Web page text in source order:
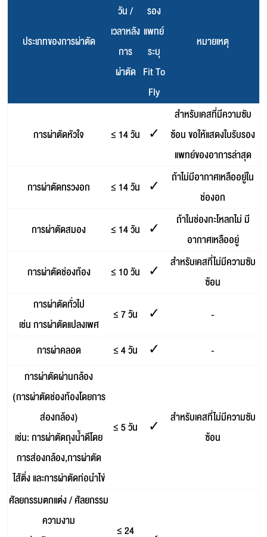
ประเภทของการผ่าตัด
วัน /
เวลาหลัง
การ
ผ่าตัด
รอง
แพทย์
ระบุ
Fit To
Fly
หมายเหตุ
การผ่าตัดหัวใจ ≤ 14 วัน ✓
สำหรับเคสที่มีความซับ
ซ้อน ขอให้แสดงใบรับรอง
แพทย์ของอาการล่าสุด
การผ่าตัดทรวงอก
≤ 14 วัน ✓
ถ้าไม่มีอากาศเหลืออยู่ใน
ช่องอก
การผ่าตัดสมอง
≤ 14 วัน ✓
ถ้าในช่องกะโหลกไม่ มี
อากาศเหลืออยู่
การผ่าตัดช่องท้อง
≤ 10 วัน ✓
สำหรับเคสที่ไม่มีความซับ
ซ้อน
การผ่าตัดทั่วไป
เช่น การผ่าตัดแปลงเพศ
≤ 7 วัน ✓ -
การผ่าคลอด ≤ 4 วัน ✓
-
การผ่าตัดผ่านกล้อง
(การผ่าตัดช่องท้องโดยการ
ส่องกล้อง)
เช่น: การผ่าตัดถุงน้ำดีโดย
การส่องกล้อง,การผ่าตัด
ไส้ติ่ง และการผ่าตัดท่อนำไข่
≤ 5 วัน ✓
สำหรับเคสที่ไม่มีความซับ
ซ้อน
ศัลยกรรมตกแต่ง / ศัลยกรรม
ความงาม
≤ 24